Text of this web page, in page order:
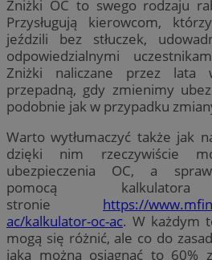
Zniżki OC to swego rodzaju
Przysługują kierowcom,
jeździli bez stłuczek,
odpowiedzialnymi
Zniżki naliczane przez
przepadną, gdy zmienimy
podobnie jak w przypadku
Warto wytłumaczyć także jak
dzięki nim rzeczywiście
ubezpieczenia OC, a
pomocą
stronie https://
ac/kalkulator-oc-ac. W każdym
mogą się różnić, ale co do
jaką można osiągnąć to 60%